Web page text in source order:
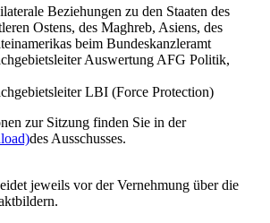
Beziehungen zu den Staaten des
Ostens, des Maghreb, Asiens, des
beim Bundeskanzleramt
Auswertung AFG Politik,
LBI (Force Protection)
zur Sitzung finden Sie in der
des Ausschusses.
jeweils vor der Vernehmung über die